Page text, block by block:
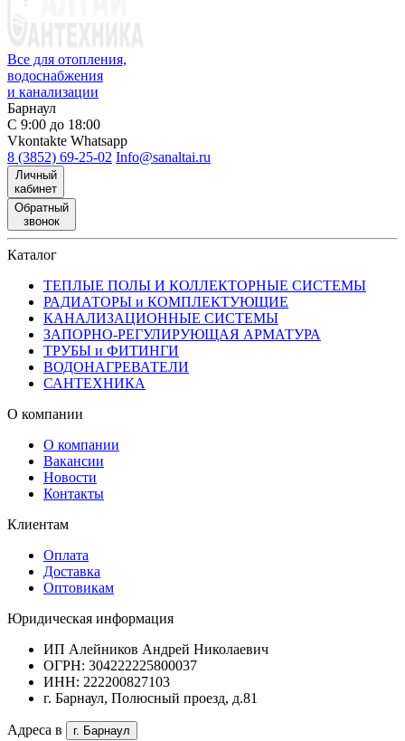
Все для отопления,
водоснабжения
и канализации
Барнаул
С 9:00 до 18:00
Vkontakte Whatsapp
8 (3852) 69-25-02 Info@sanaltai.ru
Личный
кабинет
Обратный
звонок
Каталог
ТЕПЛЫЕ ПОЛЫ И КОЛЛЕКТОРНЫЕ СИСТЕМЫ
РАДИАТОРЫ и КОМПЛЕКТУЮЩИЕ
КАНАЛИЗАЦИОННЫЕ СИСТЕМЫ
ЗАПОРНО-РЕГУЛИРУЮЩАЯ АРМАТУРА
ТРУБЫ и ФИТИНГИ
ВОДОНАГРЕВАТЕЛИ
САНТЕХНИКА
О компании
О компании
Вакансии
Новости
Контакты
Клиентам
Оплата
Доставка
Оптовикам
Юридическая информация
ИП Алейников Андрей Николаевич
ОГРН: 304222225800037
ИНН: 222200827103
г. Барнаул, Полюсный проезд, д.81
Адреса в г. Барнаул